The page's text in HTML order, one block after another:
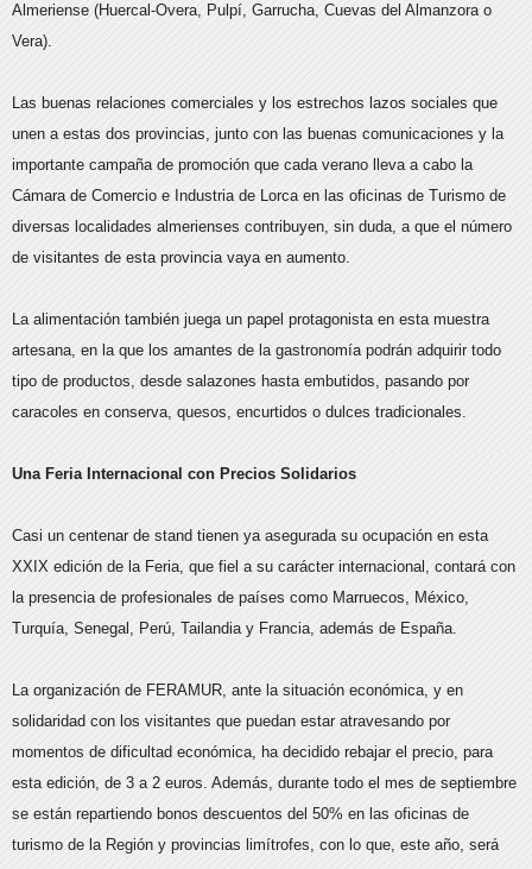
Almeriense (Huercal-Overa, Pulpí, Garrucha, Cuevas del Almanzora o
Vera).
Las buenas relaciones comerciales y los estrechos lazos sociales que
unen a estas dos provincias, junto con las buenas comunicaciones y la
importante campaña de promoción que cada verano lleva a cabo la
Cámara de Comercio e Industria de Lorca en las oficinas de Turismo de
diversas localidades almerienses contribuyen, sin duda, a que el número
de visitantes de esta provincia vaya en aumento.
La alimentación también juega un papel protagonista en esta muestra
artesana, en la que los amantes de la gastronomía podrán adquirir todo
tipo de productos, desde salazones hasta embutidos, pasando por
caracoles en conserva, quesos, encurtidos o dulces tradicionales.
Una Feria Internacional con Precios Solidarios
Casi un centenar de stand tienen ya asegurada su ocupación en esta
XXIX edición de la Feria, que fiel a su carácter internacional, contará con
la presencia de profesionales de países como Marruecos, México,
Turquía, Senegal, Perú, Tailandia y Francia, además de España.
La organización de FERAMUR, ante la situación económica, y en
solidaridad con los visitantes que puedan estar atravesando por
momentos de dificultad económica, ha decidido rebajar el precio, para
esta edición, de 3 a 2 euros. Además, durante todo el mes de septiembre
se están repartiendo bonos descuentos del 50% en las oficinas de
turismo de la Región y provincias limítrofes, con lo que, este año, será